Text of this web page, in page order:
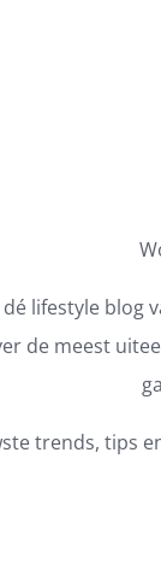
dé lifestyle blog
de meest
trends, tips